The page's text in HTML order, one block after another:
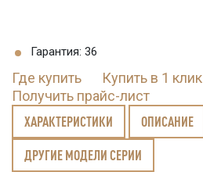
Гарантия: 36
Где купить
Купить в 1 клик
Получить прайс-лист
ХАРАКТЕРИСТИКИ ОПИСАНИЕ
ДРУГИЕ МОДЕЛИ СЕРИИ